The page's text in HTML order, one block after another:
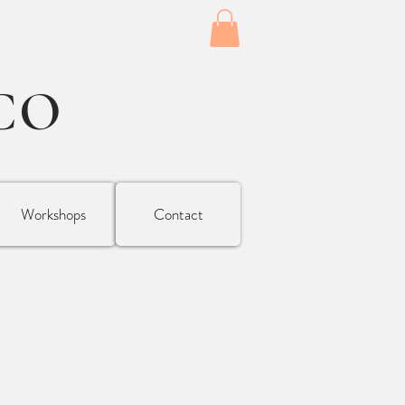
Workshops Contact